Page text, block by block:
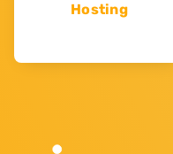
Hosting